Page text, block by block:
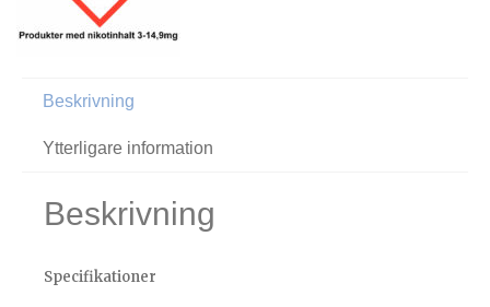
Beskrivning
Ytterligare information
Beskrivning
Specifikationer